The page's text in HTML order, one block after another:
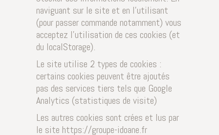
naviguant sur le site et en l’utilisant
(pour passer commande notamment) vous
acceptez l’utilisation de ces cookies (et
du localStorage).
Le site utilise 2 types de cookies :
certains cookies peuvent être ajoutés
pas des services tiers tels que Google
Analytics (statistiques de visite)
Les autres cookies sont crées et lus par
le site https://groupe-idoane.fr